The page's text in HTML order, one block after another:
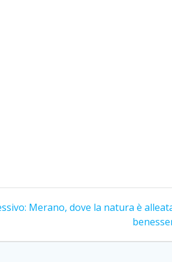
Articolo
Merano, dove la natura è